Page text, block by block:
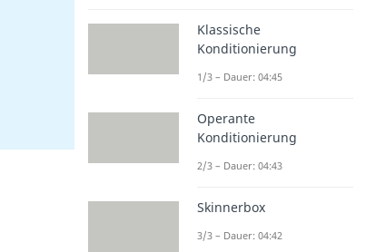
Klassische
Konditionierung
1/3 – Dauer: 04:45
Operante
Konditionierung
2/3 – Dauer: 04:43
Skinnerbox
3/3 – Dauer: 04:42